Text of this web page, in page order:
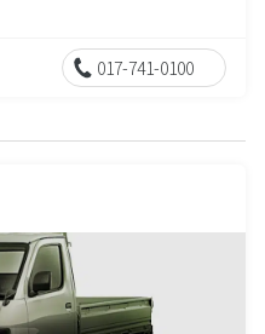
017-741-0100